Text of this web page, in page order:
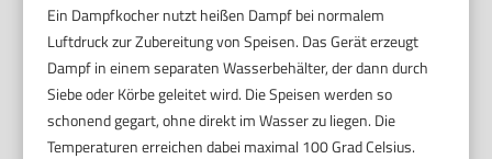
Ein Dampfkocher nutzt heißen Dampf bei normalem
Luftdruck zur Zubereitung von Speisen. Das Gerät erzeugt
Dampf in einem separaten Wasserbehälter, der dann durch
Siebe oder Körbe geleitet wird. Die Speisen werden so
schonend gegart, ohne direkt im Wasser zu liegen. Die
Temperaturen erreichen dabei maximal 100 Grad Celsius.